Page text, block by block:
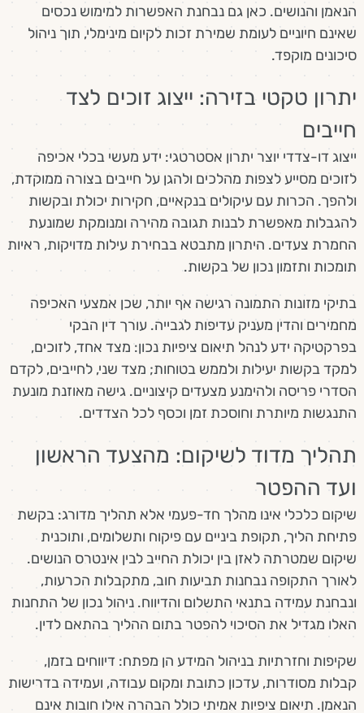
הנאמן והנושים. כאן גם נבחנת האפשרות למימוש נכסים
שאינם חיוניים לעומת שמירת זכות לקיום מינימלי, תוך ניהול
סיכונים מוקפד.
יתרון טקטי בזירה: ייצוג זוכים לצד
חייבים
ייצוג דו-צדדי יוצר יתרון אסטרטגי: ידע מעשי בכלי אכיפה
לזוכים מסייע לצפות מהלכים ולהגן על חייבים בצורה ממוקדת,
ולהפך. הכרות עם עיקולים בנקאיים, חקירות יכולת ובקשות
להגבלות מאפשרת לבנות תגובה מהירה ומנומקת שמונעת
החמרת צעדים. היתרון מתבטא בבחירת עילות מדויקות, ראיות
תומכות ותזמון נכון של בקשות.
בתיקי מזונות התמונה רגישה אף יותר, שכן אמצעי האכיפה
מחמירים והדין מעניק עדיפות לגבייה. עורך דין הבקי
בפרקטיקה ידע לנהל תיאום ציפיות נכון: מצד אחד, לזוכים,
למקד בקשות יעילות ולממש בטוחות; מצד שני, לחייבים, לקדם
הסדרי פריסה ולהימנע מצעדים קיצוניים. גישה מאוזנת מונעת
התנגשות מיותרת וחוסכת זמן וכסף לכל הצדדים.
תהליך מדוד לשיקום: מהצעד הראשון
ועד ההפטר
שיקום כלכלי אינו מהלך חד-פעמי אלא תהליך מדורג: בקשת
פתיחת הליך, תקופת ביניים עם פיקוח ותשלומים, ותוכנית
שיקום שמטרתה לאזן בין יכולת החייב לבין אינטרס הנושים.
לאורך התקופה נבחנות תביעות חוב, מתקבלות הכרעות,
ונבחנת עמידה בתנאי התשלום והדיווח. ניהול נכון של התחנות
האלו מגדיל את הסיכוי להפטר בתום ההליך בהתאם לדין.
שקיפות וחזרתיות בניהול המידע הן מפתח: דיווחים בזמן,
קבלות מסודרות, עדכון כתובת ומקום עבודה, ועמידה בדרישות
הנאמן. תיאום ציפיות אמיתי כולל הבהרה אילו חובות אינם